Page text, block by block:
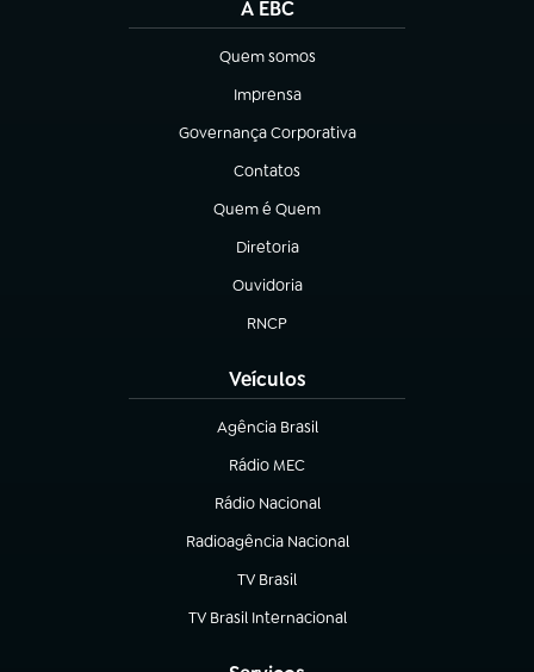
A EBC
Quem somos
(abre em nova aba)
Imprensa
(abre em nova aba)
Governança Corporativa
(abre em nova aba)
Contatos
(abre em nova aba)
Quem é Quem
(abre em nova aba)
Diretoria
(abre em nova aba)
Ouvidoria
(abre em nova aba)
RNCP
(abre em nova aba)
Veículos
Agência Brasil
(abre em nova aba)
Rádio MEC
Rádio Nacional
(abre em nova aba)
Radioagência Nacional
(abre em nova aba)
TV Brasil
(abre em nova aba)
TV Brasil Internacional
(abre em nova aba)